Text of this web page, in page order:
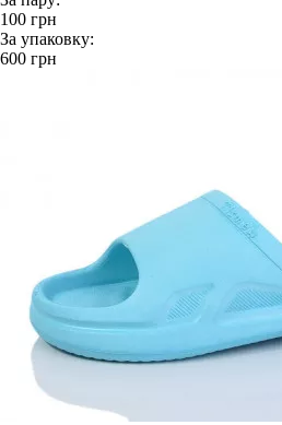
100 грн
За упаковку:
600 грн